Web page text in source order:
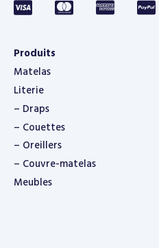
Produits
Matelas
Literie
– Draps
– Couettes
– Oreillers
– Couvre-matelas
Meubles